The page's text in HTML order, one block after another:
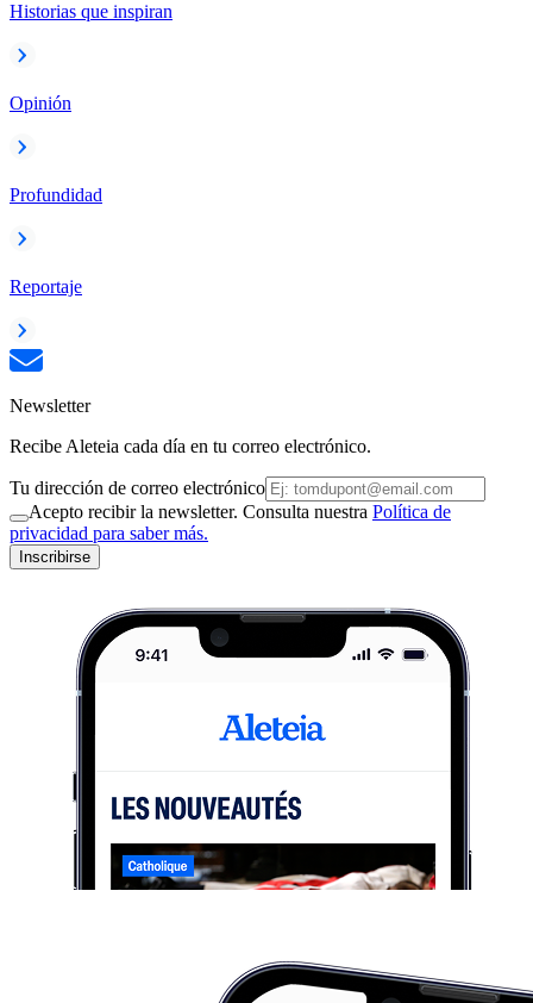
Historias que inspiran
Opinión
Profundidad
Reportaje
Newsletter
Recibe Aleteia cada día en tu correo electrónico.
Tu dirección de correo electrónico
Acepto recibir la newsletter. Consulta nuestra Política de
privacidad para saber más.
Inscribirse